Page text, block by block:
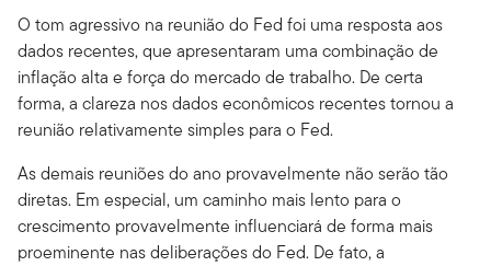
O tom agressivo na reunião do Fed foi uma resposta aos
dados recentes, que apresentaram uma combinação de
inflação alta e força do mercado de trabalho. De certa
forma, a clareza nos dados econômicos recentes tornou a
reunião relativamente simples para o Fed.
As demais reuniões do ano provavelmente não serão tão
diretas. Em especial, um caminho mais lento para o
crescimento provavelmente influenciará de forma mais
proeminente nas deliberações do Fed. De fato, a